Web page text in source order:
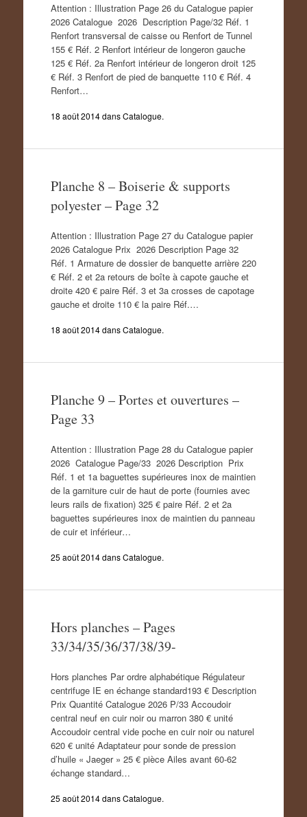
Attention : Illustration Page 26 du Catalogue papier
2026 Catalogue 2026 Description Page/32 Réf. 1
Renfort transversal de caisse ou Renfort de Tunnel
155 € Réf. 2 Renfort intérieur de longeron gauche
125 € Réf. 2a Renfort intérieur de longeron droit 125
€ Réf. 3 Renfort de pied de banquette 110 € Réf. 4
Renfort…
18 août 2014dansCatalogue.
Planche 8 – Boiserie & supports
polyester – Page 32
Attention : Illustration Page 27 du Catalogue papier
2026 Catalogue Prix 2026 Description Page 32
Réf. 1 Armature de dossier de banquette arrière 220
€ Réf. 2 et 2a retours de boîte à capote gauche et
droite 420 € paire Réf. 3 et 3a crosses de capotage
gauche et droite 110 € la paire Réf.…
18 août 2014dansCatalogue.
Planche 9 – Portes et ouvertures –
Page 33
Attention : Illustration Page 28 du Catalogue papier
2026 Catalogue Page/33 2026 Description Prix
Réf. 1 et 1a baguettes supérieures inox de maintien
de la garniture cuir de haut de porte (fournies avec
leurs rails de fixation) 325 € paire Réf. 2 et 2a
baguettes supérieures inox de maintien du panneau
de cuir et inférieur…
25 août 2014dansCatalogue.
Hors planches – Pages
33/34/35/36/37/38/39-
Hors planches Par ordre alphabétique Régulateur
centrifuge IE en échange standard193 € Description
Prix Quantité Catalogue 2026 P/33 Accoudoir
central neuf en cuir noir ou marron 380 € unité
Accoudoir central vide poche en cuir noir ou naturel
620 € unité Adaptateur pour sonde de pression
d’huile « Jaeger » 25 € pièce Ailes avant 60-62
échange standard…
25 août 2014dansCatalogue.